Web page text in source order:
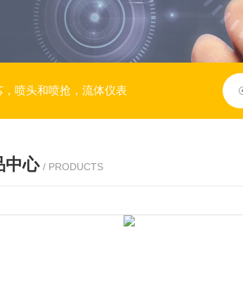
喷头和喷抢，流体仪表
中心 / PRODUCTS